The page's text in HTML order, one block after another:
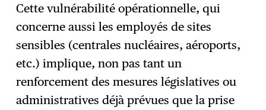
Cette vulnérabilité opérationnelle, qui
concerne aussi les employés de sites
sensibles (centrales nucléaires, aéroports,
etc.) implique, non pas tant un
renforcement des mesures législatives ou
administratives déjà prévues que la prise